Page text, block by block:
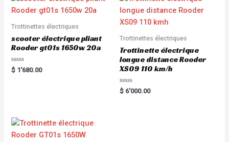
Trottinettes électriques
scooter électrique pliant
Rooder gt01s 1650w 20a
R
a
t
o
5
$ 1'680.00
Trottinettes électriques
Trottinette électrique
longue distance Rooder
XS09 110 km/h
R
a
$ 6'000.00